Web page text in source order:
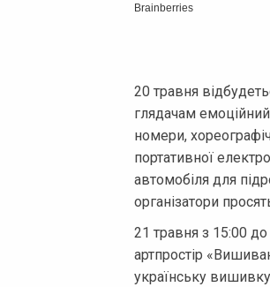
20 травня
глядачам
номери,
портативної
автомобіля для
організатори
21 травня з 15:00
артпростір
українську